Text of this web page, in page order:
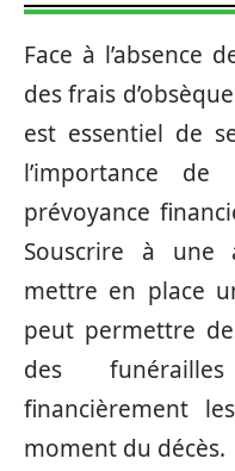
Face à l’absence
des frais
est essentiel de
l’importance
prévoyance
Souscrire à une
mettre en place
peut permettre
des
financièrement
moment du décès.